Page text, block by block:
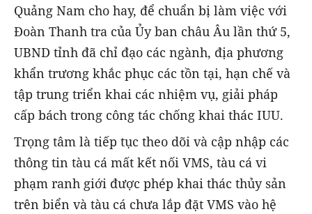
Quảng Nam cho hay, để chuẩn bị làm việc với
Đoàn Thanh tra của Ủy ban châu Âu lần thứ 5,
UBND tỉnh đã chỉ đạo các ngành, địa phương
khẩn trương khắc phục các tồn tại, hạn chế và
tập trung triển khai các nhiệm vụ, giải pháp
cấp bách trong công tác chống khai thác IUU.
Trọng tâm là tiếp tục theo dõi và cập nhập các
thông tin tàu cá mất kết nối VMS, tàu cá vi
phạm ranh giới được phép khai thác thủy sản
trên biển và tàu cá chưa lắp đặt VMS vào hệ